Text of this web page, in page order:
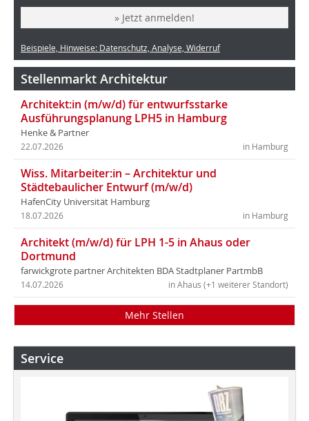
» Jetzt anmelden!
Beispiele, Hinweise: Datenschutz, Analyse, Widerruf
Stellenmarkt Architektur
Architekt:in (m/w/d) für entwurfsstarke
Ausführungsplanung LPH5 in Hamburg
Henke & Partner
in Hamburg
22.07.2026
Wiss. Mitarbeiter:in – Architektur und
Städtebaulicher Entwurf (m/w/d)
HafenCity Universität Hamburg
in Hamburg
18.07.2026
Architekt (m/w/d) für LPH 1-5 in Ahaus oder
Dortmund
farwickgrote partner Architekten BDA Stadtplaner PartmbB
in Ahaus (+1 weiterer Standort)
14.07.2026
Mehr Stellen
Service